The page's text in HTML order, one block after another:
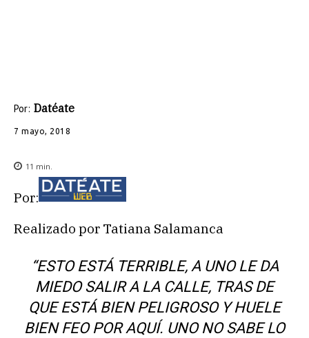
Por: Datéate
7 mayo, 2018
11 min.
Por:
Realizado por Tatiana Salamanca
“ESTO ESTÁ TERRIBLE, A UNO LE DA
MIEDO SALIR A LA CALLE, TRAS DE
QUE ESTÁ BIEN PELIGROSO Y HUELE
BIEN FEO POR AQUÍ. UNO NO SABE LO